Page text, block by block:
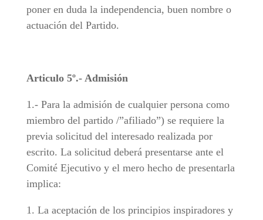
poner en duda la independencia, buen nombre o
actuación del Partido.
Articulo 5º.- Admisión
1.- Para la admisión de cualquier persona como
miembro del partido /”afiliado”) se requiere la
previa solicitud del interesado realizada por
escrito. La solicitud deberá presentarse ante el
Comité Ejecutivo y el mero hecho de presentarla
implica:
La aceptación de los principios inspiradores y